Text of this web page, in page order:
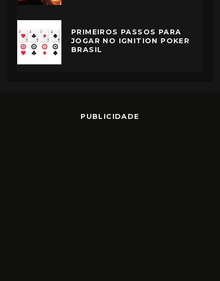
PRIMEIROS PASSOS PARA
JOGAR NO IGNITION POKER
BRASIL
PUBLICIDADE